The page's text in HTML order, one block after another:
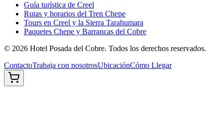
Guía turística de Creel
Rutas y horarios del Tren Chepe
Tours en Creel y la Sierra Tarahumara
Paquetes Chepe y Barrancas del Cobre
© 2026 Hotel Posada del Cobre. Todos los derechos reservados.
ContactoTrabaja con nosotrosUbicaciónCómo Llegar